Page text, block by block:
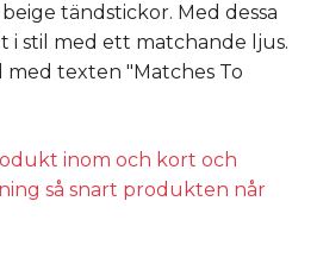
tändstickor. Med dessa
i stil med ett matchande ljus.
texten "Matches To
inom och kort och
så snart produkten når